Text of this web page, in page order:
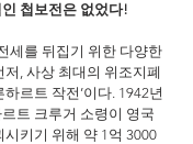
첩보전은 없었다!
세를 뒤집기 위한 다양한
, 사상 최대의 위조지폐
르트 작전’이다. 1942년
트 크루거 소령이 영국
키기 위해 약 1억 3000